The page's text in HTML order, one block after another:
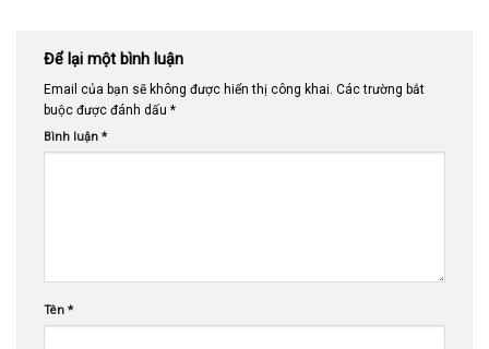
Để lại một bình luận
Email của bạn sẽ không được hiển thị công khai. Các trường bắt
buộc được đánh dấu *
Bình luận *
Tên *